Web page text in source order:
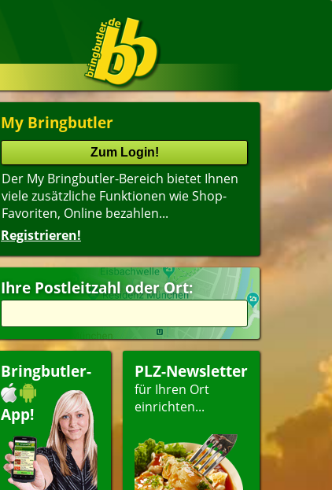
My Bringbutler
Der My Bringbutler-Bereich bietet Ihnen
viele zusätzliche Funktionen wie Shop-
Favoriten, Online bezahlen...
Registrieren!
Ihre Postleitzahl oder Ort:
Bringbutler-
App!
PLZ-Newsletter
für Ihren Ort
einrichten...